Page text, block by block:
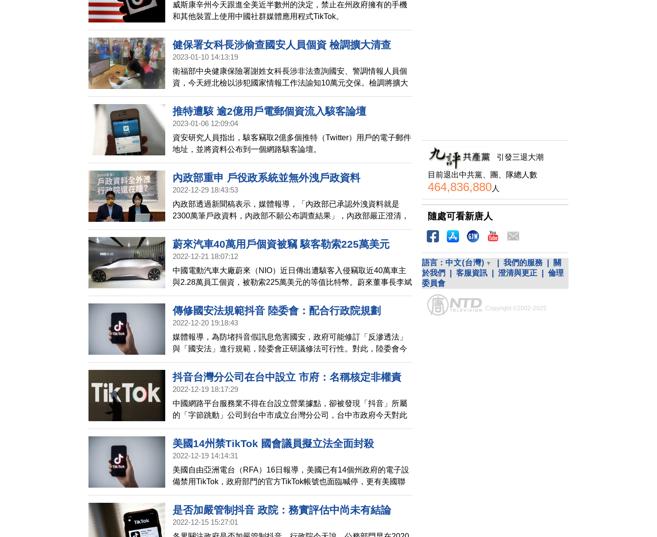
威斯康辛州今天跟進全美近半數州的決定，禁止在州政府擁有的手機
和其他裝置上使用中國社群媒體應用程式TikTok。
健保署女科長涉偷查國安人員個資 檢調擴大清查
2023-01-10 14:13:19
衛福部中央健康保險署謝姓女科長涉非法查詢國安、警調情報人員個
資，今天經北檢以涉犯國家情報工作法諭知10萬元交保。檢調將擴大
清查非法查詢個資數量，以及有無外流情事。
推特遭駭 逾2億用戶電郵個資流入駭客論壇
2023-01-06 12:09:04
資安研究人員指出，駭客竊取2億多個推特（Twitter）用戶的電子郵件
地址，並將資料公布到一個網路駭客論壇。
內政部重申 戶役政系統並無外洩戶政資料
2022-12-29 18:43:53
內政部透過新聞稿表示，媒體報導，「內政部已承認外洩資料就是
2300萬筆戶政資料，內政部不願公布調查結果」，內政部嚴正澄清，
媒體報導事項並非事實。
蔚來汽車40萬用戶個資被竊 駭客勒索225萬美元
2022-12-21 18:07:12
中國電動汽車大廠蔚來（NIO）近日傳出遭駭客入侵竊取近40萬車主
與2.28萬員工個資，被勒索225萬美元的等值比特幣。蔚來董事長李斌
已向用戶道歉，表示會對帶來的損失承擔責任。
傳修國安法規範抖音 陸委會：配合行政院規劃
2022-12-20 19:18:43
媒體報導，為防堵抖音假訊息危害國安，政府可能修訂「反滲透法」
與「國安法」進行規範，陸委會正研議修法可行性。對此，陸委會今
僅回應，「將配合行政院規劃辦理相關事宜」。
抖音台灣分公司在台中設立 市府：名稱核定非權責
2022-12-19 18:17:29
中國網路平台服務業不得在台設立營業據點，卻被發現「抖音」所屬
的「字節跳動」公司到台中市成立台灣分公司，台中市政府今天對此
表示，公司名稱核定並非市府權責。
美國14州禁TikTok 國會議員擬立法全面封殺
2022-12-19 14:14:31
美國自由亞洲電台（RFA）16日報導，美國已有14個州政府的電子設
備禁用TikTok，政府部門的官方TikTok帳號也面臨喊停，更有美國聯
邦參議員近來提案，試圖全面封殺TikTok在美國的營運。
是否加嚴管制抖音 政院：務實評估中尚未有結論
2022-12-15 15:27:01
引發三退大潮
目前退出中共黨、團、隊總人數
464,836,880人
隨處可看新唐人
語言： 中文(台灣) 我們的服務
關
於我們
客服資訊 澄清與更正
倫理
委員會
Copyright ©2002-2025